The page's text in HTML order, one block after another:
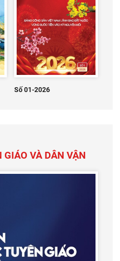
Số 01-2026
GIÁO VÀ DÂN VẬN